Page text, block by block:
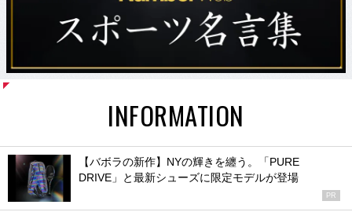
INFORMATION
【バボラの新作】NYの輝きを纏う。「PURE
DRIVE」と最新シューズに限定モデルが登場
PR